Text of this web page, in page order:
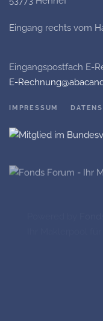
Eingang rechts vom
Eingangspostfach E-
E-
IMPRESSUM